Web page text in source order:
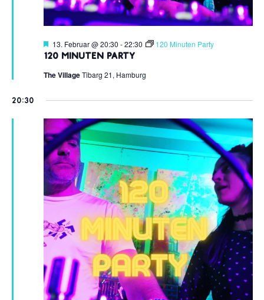
120 Minuten Party
Hervorgehoben
13. Februar @ 20:30 -22:30 120 Minuten Party
The VillageTibarg 21, Hamburg
20:30